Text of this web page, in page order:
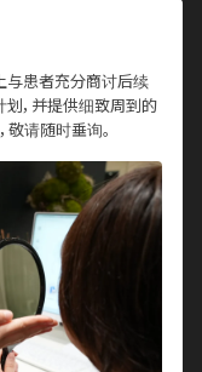
与患者充分商讨后续
，并提供细致周到的
敬请随时垂询。